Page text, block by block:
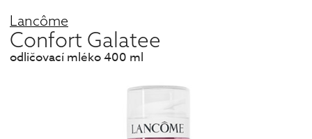
Lancôme
Confort Galatee
odličovací mléko 400 ml